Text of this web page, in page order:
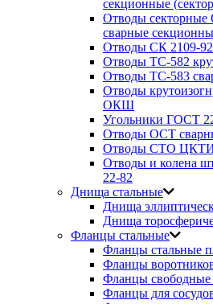
секционные
Отводы
сварные
Отводы СК 2109-92
Отводы ТС-582
Отводы ТС-583
Отводы
ОКШ
Угольники ГОСТ
Отводы ОСТ
Отводы СТО
Отводы и колена
22-82
Днища стальные
Днища
Днища
Фланцы стальные
Фланцы стальные
Фланцы
Фланцы свободные
Фланцы для